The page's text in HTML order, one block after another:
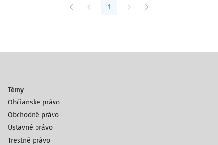
1
Témy
Občianske právo
Obchodné právo
Ústavné právo
Trestné právo